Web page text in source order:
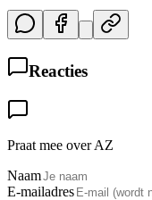
Reacties
Praat mee over AZ
Naam
E-mailadres